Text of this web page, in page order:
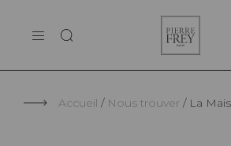
LA MAISON
Frey
Accueil Nous trouver La